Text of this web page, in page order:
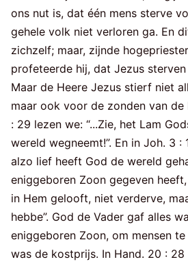
ons nut is, dat één mens sterve
gehele volk niet verloren ga. En
zichzelf; maar, zijnde
profeteerde hij, dat Jezus
Maar de Heere Jezus stierf niet
maar ook voor de zonden van de
: 29 lezen we: “...Zie, het Lam
wereld wegneemt!”. En in Joh. 3 :
alzo lief heeft God de wereld
eniggeboren Zoon gegeven
in Hem gelooft, niet verderve,
hebbe”. God de Vader gaf alles
eniggeboren Zoon, om mensen
was de kostprijs. In Hand. 20 :